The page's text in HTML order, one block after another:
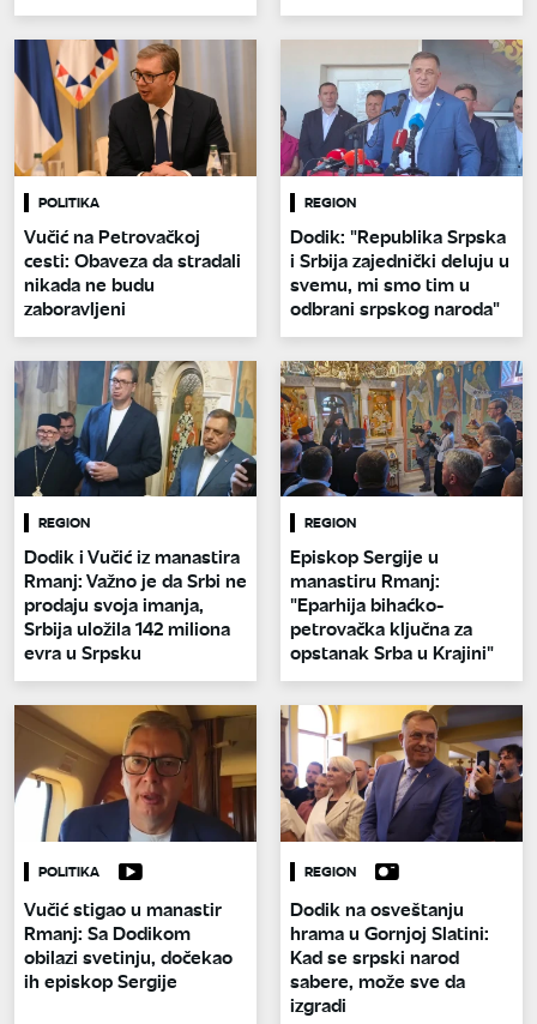
POLITIKA
Vučić na Petrovačkoj
cesti: Obaveza da stradali
nikada ne budu
zaboravljeni
REGION
Dodik: "Republika Srpska
i Srbija zajednički deluju u
svemu, mi smo tim u
odbrani srpskog naroda"
REGION
Dodik i Vučić iz manastira
Rmanj: Važno je da Srbi ne
prodaju svoja imanja,
Srbija uložila 142 miliona
evra u Srpsku
REGION
Episkop Sergije u
manastiru Rmanj:
"Eparhija bihaćko-
petrovačka ključna za
opstanak Srba u Krajini"
POLITIKA
Vučić stigao u manastir
Rmanj: Sa Dodikom
obilazi svetinju, dočekao
ih episkop Sergije
REGION
Dodik na osveštanju
hrama u Gornjoj Slatini:
Kad se srpski narod
sabere, može sve da
izgradi